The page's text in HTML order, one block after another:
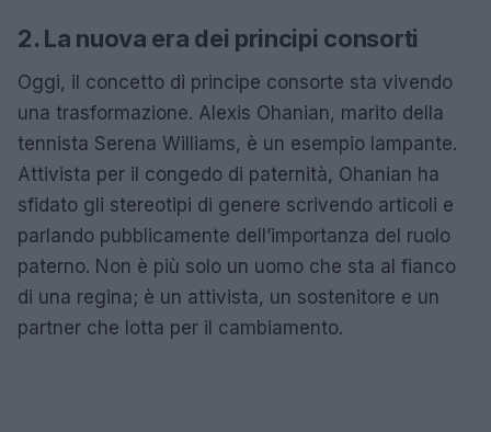
2. La nuova era dei principi consorti
Oggi, il concetto di principe consorte sta vivendo
una trasformazione. Alexis Ohanian, marito della
tennista Serena Williams, è un esempio lampante.
Attivista per il congedo di paternità, Ohanian ha
sfidato gli stereotipi di genere scrivendo articoli e
parlando pubblicamente dell’importanza del ruolo
paterno. Non è più solo un uomo che sta al fianco
di una regina; è un attivista, un sostenitore e un
partner che lotta per il cambiamento.